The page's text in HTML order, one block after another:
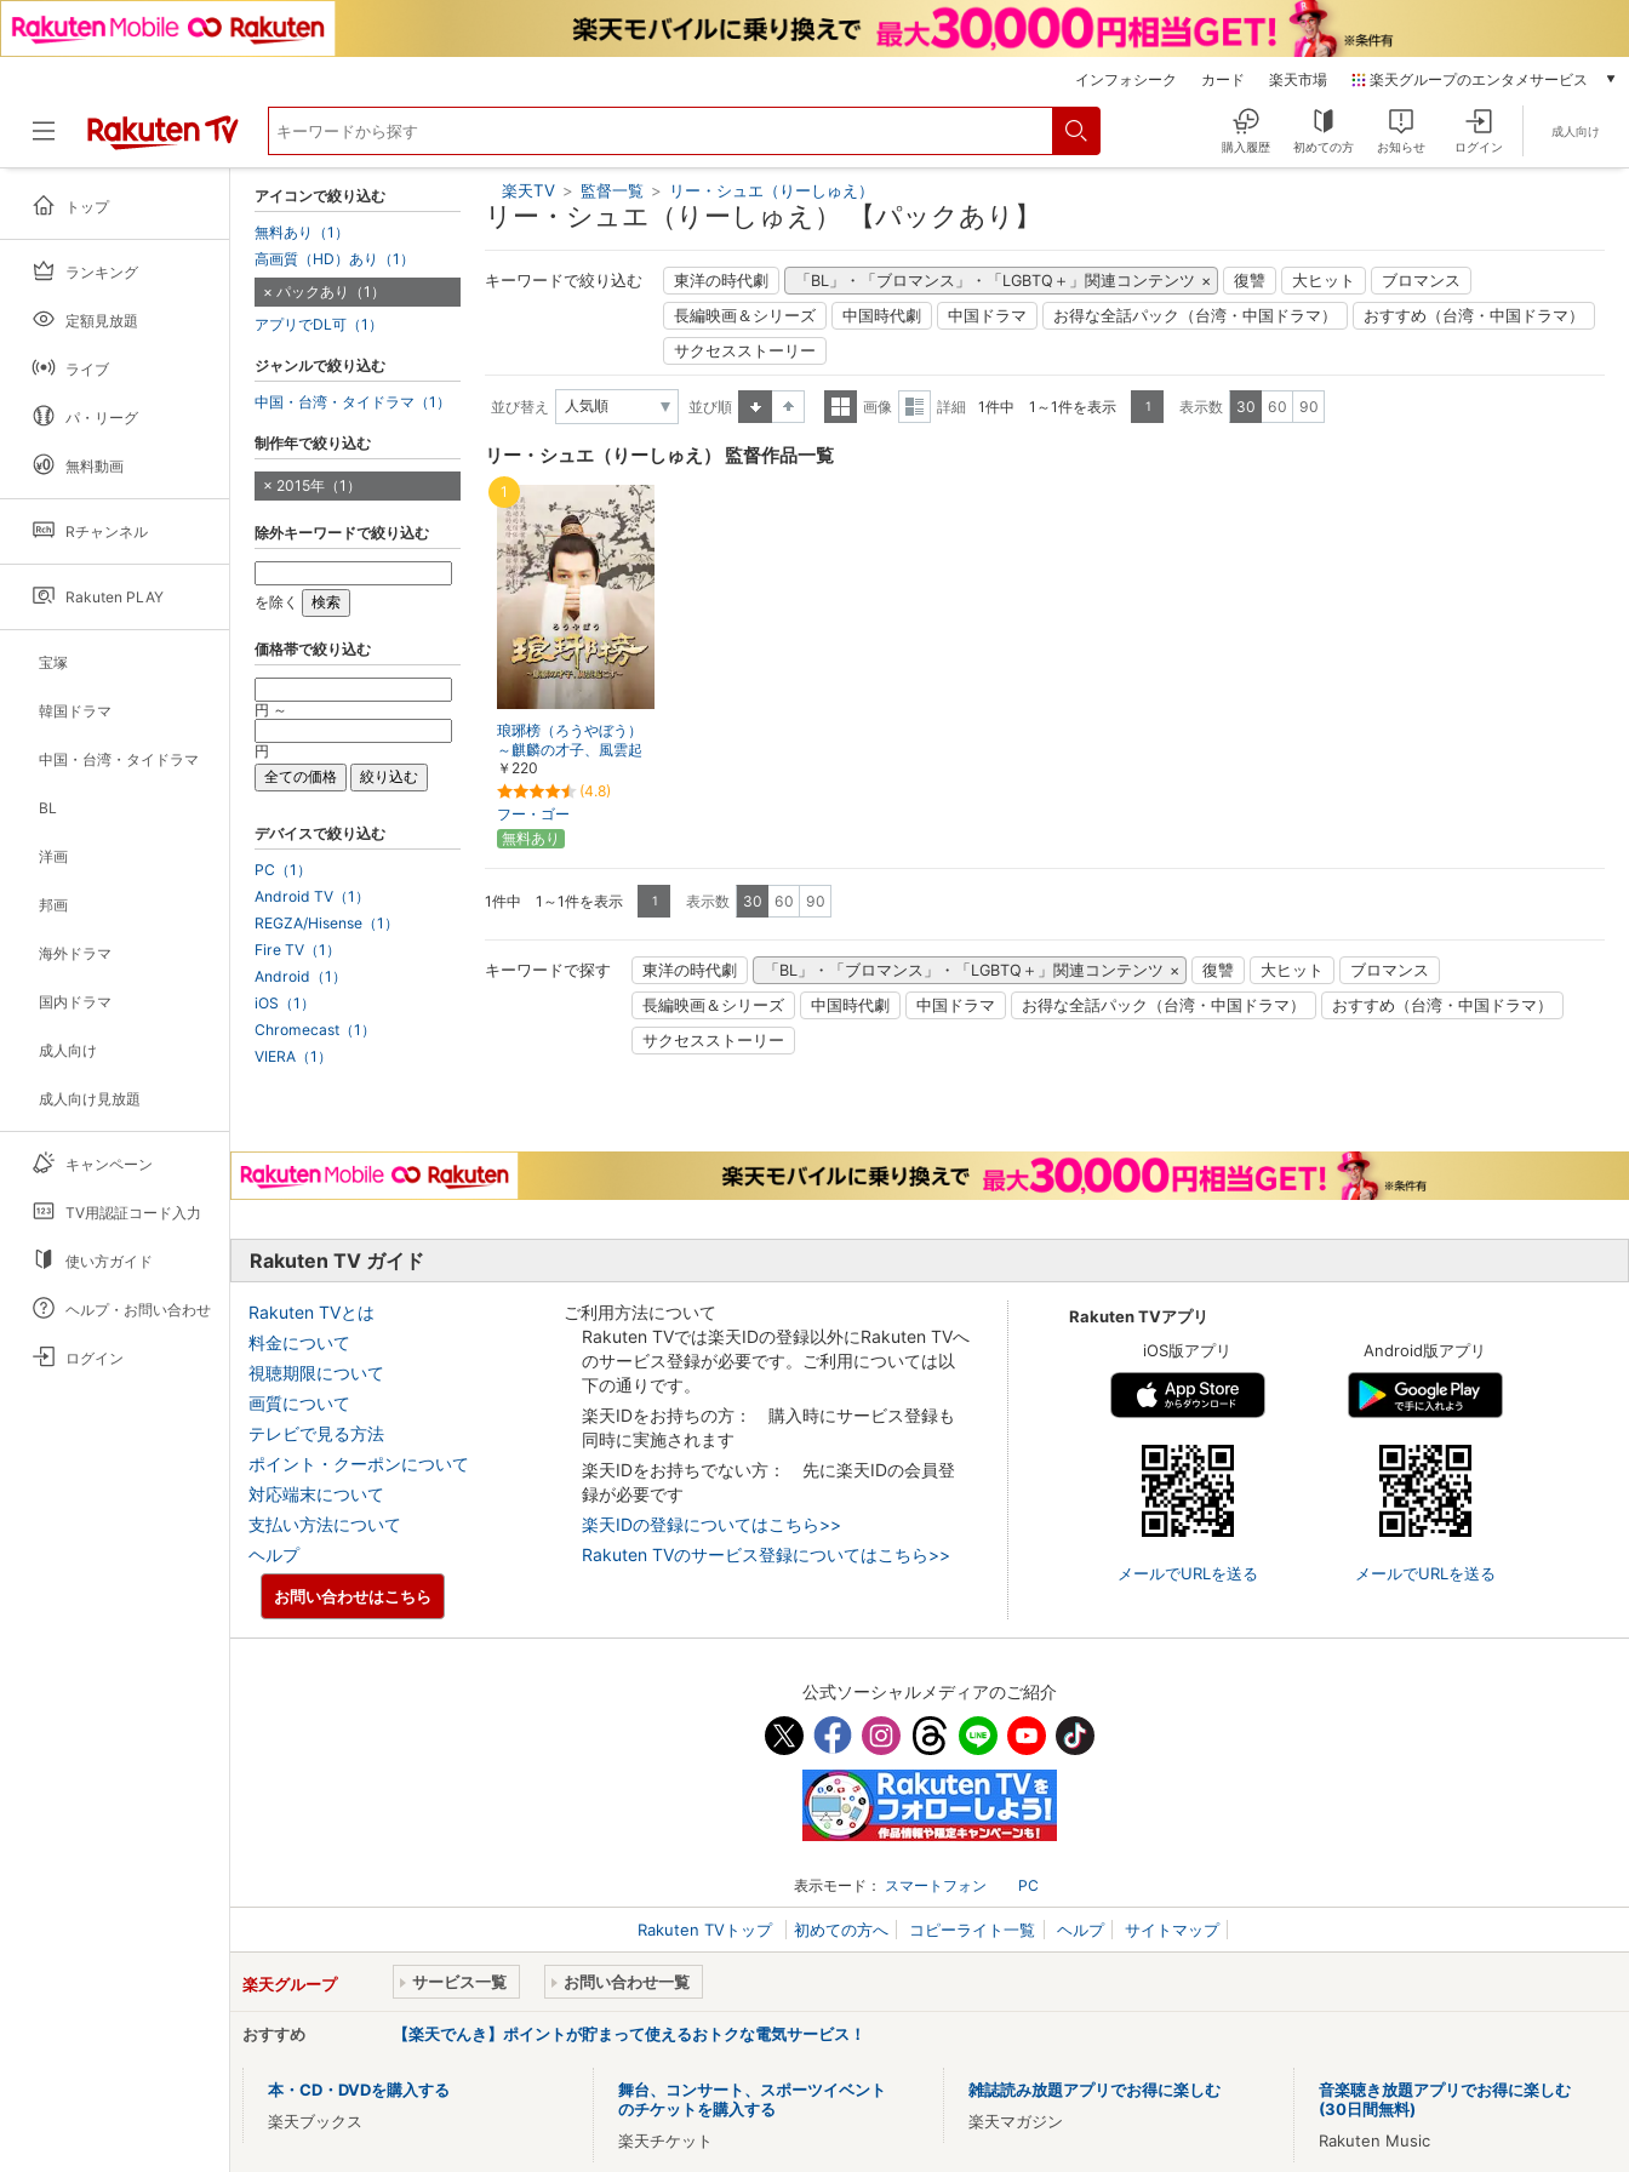
インフォシーク カード 楽天市場 楽天グループのエンタメサービス
本/ゲーム/CD/DVD
雑誌読み放題
楽天マガジン
動画配信
購入履歴 初めての方 お知らせ ログイン
成人向け
トップ
ランキング
定額見放題
ライブ
パ・リーグ
無料動画
Rチャンネル
Rakuten PLAY
宝塚
韓国ドラマ
中国・台湾・タイドラマ
BL
洋画
邦画
海外ドラマ
国内ドラマ
成人向け
成人向け見放題
キャンペーン
TV用認証コード入力
使い方ガイド
ヘルプ・お問い合わせ
ログイン
楽天TV > 監督一覧 > リー・シュエ（りーしゅえ）
リー・シュエ（りーしゅえ） 【パックあり】
キーワードで絞り込む 東洋の時代劇 「BL」・「ブロマンス」・「LGBTQ＋」関連コンテンツ 復讐 大ヒット
ブロマンス
長編映画＆シリーズ
中国時代劇 中国ドラマ お得な全話パック（台湾・中国ドラマ）
おすすめ（台湾・中国ドラマ）
サクセスストーリー
並び替え
並び順
表示
画像
詳細 1件中 1～1件を表示 1 表示数 30 60 90
リー・シュエ（りーしゅえ） 監督作品一覧
琅琊榜（ろうやぼう）
～麒麟の才子、風雲起
こす～
￥220
(4.8)
フー・ゴー
1
無料あり
1件中 1～1件を表示 1 表示数 30 60 90
キーワードで探す 東洋の時代劇 「BL」・「ブロマンス」・「LGBTQ＋」関連コンテンツ 復讐 大ヒット
ブロマンス
長編映画＆シリーズ
中国時代劇 中国ドラマ お得な全話パック（台湾・中国ドラマ）
おすすめ（台湾・中国ドラマ）
サクセスストーリー
アイコンで絞り込む
無料あり（1）
高画質（HD）あり（1）
パックあり（1）
アプリでDL可（1）
ジャンルで絞り込む
中国・台湾・タイドラマ（1）
制作年で絞り込む
2015年（1）
除外キーワードで絞り込む
を除く
価格帯で絞り込む
円 ～
円
デバイスで絞り込む
PC（1）
Android TV（1）
REGZA/Hisense（1）
Fire TV（1）
Android（1）
iOS（1）
Chromecast（1）
VIERA（1）
Rakuten TV ガイド
Rakuten TVとは
料金について
視聴期限について
画質について
テレビで見る方法
ポイント・クーポンについて
対応端末について
支払い方法について
ヘルプ
ご利用方法について
Rakuten TVでは楽天IDの登録以外にRakuten TVへ
のサービス登録が必要です。ご利用については以
下の通りです。
楽天IDをお持ちの方： 購入時にサービス登録も
同時に実施されます
楽天IDをお持ちでない方： 先に楽天IDの会員登
録が必要です
楽天IDの登録についてはこちら>>
Rakuten TVのサービス登録についてはこちら>>
Rakuten TVアプリ
iOS版アプリ
メールでURLを送る
Android版アプリ
メールでURLを送る
お問い合わせはこちら
公式ソーシャルメディアのご紹介
表示モード： スマートフォン PC
Rakuten TVトップ 初めての方へ コピーライト一覧 ヘルプ サイトマップ
楽天グループ サービス一覧 お問い合わせ一覧
おすすめ 【楽天でんき】ポイントが貯まって使えるおトクな電気サービス！
本・CD・DVDを購入する
楽天ブックス
舞台、コンサート、スポーツイベント
のチケットを購入する
楽天チケット
雑誌読み放題アプリでお得に楽しむ
楽天マガジン
音楽聴き放題アプリでお得に楽しむ
(30日間無料)
Rakuten Music